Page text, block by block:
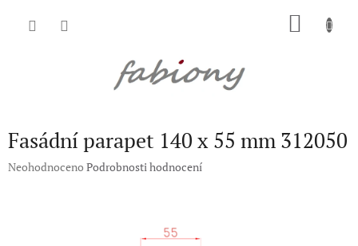
Fasádní parapet 140 x 55 mm 312050
Průměrné
Neohodnoceno Podrobnosti hodnocení